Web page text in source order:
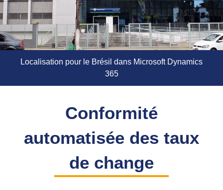
Localisation pour le Brésil dans Microsoft Dynamics
365
Conformité
automatisée des taux
de change